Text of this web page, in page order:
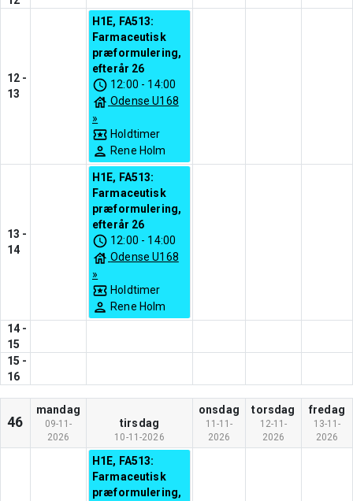
12 -
13
H1E, FA513:
Farmaceutisk
præformulering,
efterår 26
12:00 - 14:00
Odense U168
»
Holdtimer
Rene Holm
13 -
14
H1E, FA513:
Farmaceutisk
præformulering,
efterår 26
12:00 - 14:00
Odense U168
»
Holdtimer
Rene Holm
14 -
15
15 -
16
46
mandag
09-11-
2026
tirsdag
10-11-2026
onsdag
11-11-
2026
torsdag
12-11-
2026
fredag
13-11-
2026
H1E, FA513:
Farmaceutisk
præformulering,